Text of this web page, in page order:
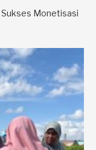
Sukses Monetisasi